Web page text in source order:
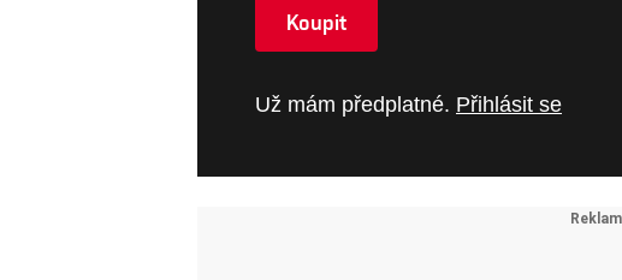
Koupit
Už mám předplatné. Přihlásit se